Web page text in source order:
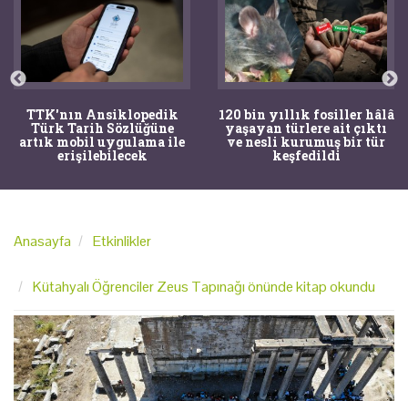
TTK'nın Ansiklopedik
Türk Tarih Sözlüğüne
artık mobil uygulama ile
erişilebilecek
120 bin yıllık fosiller hâlâ
yaşayan türlere ait çıktı
ve nesli kurumuş bir tür
keşfedildi
Anasayfa Etkinlikler
Kütahyalı Öğrenciler Zeus Tapınağı önünde kitap okundu